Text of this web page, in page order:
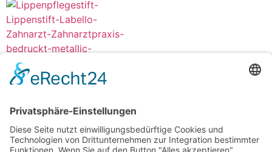
ab0,69€/Stück